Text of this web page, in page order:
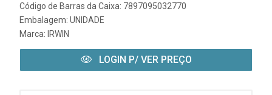
Código de Barras da Caixa: 7897095032770
Embalagem: UNIDADE
Marca: IRWIN
LOGIN P/ VER PREÇO